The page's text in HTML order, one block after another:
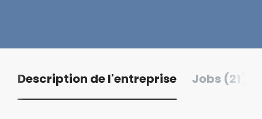
Description de l'entreprise Jobs (21)